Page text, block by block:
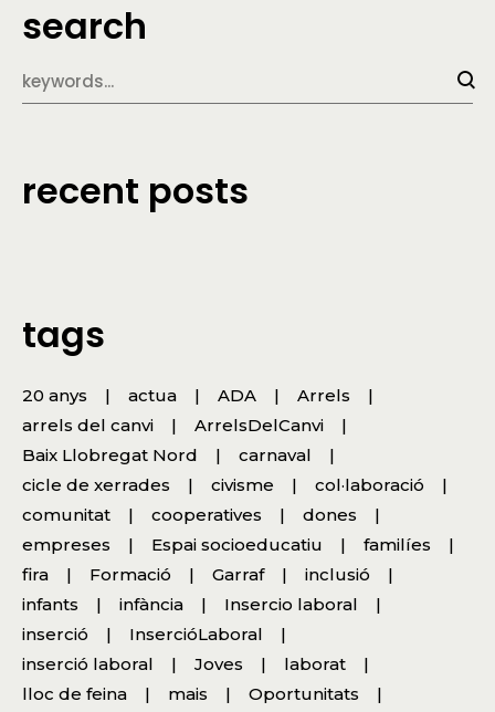
search
recent posts
tags
20 anys actua ADA
Arrels
arrels del canvi
ArrelsDelCanvi
Baix Llobregat Nord
carnaval
cicle de xerrades
civisme
col·laboració
comunitat
cooperatives
dones
empreses
Espai socioeducatiu
familíes
fira
Formació Garraf
inclusió
infants
infància
Insercio laboral
inserció
InsercióLaboral
inserció laboral
Joves
laborat
lloc de feina
mais
Oportunitats